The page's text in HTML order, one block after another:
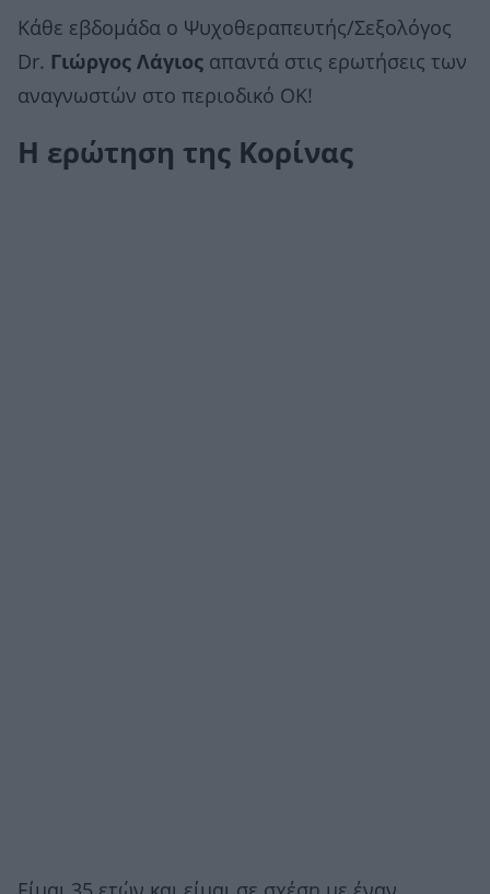
Κάθε εβδομάδα ο Ψυχοθεραπευτής/Σεξολόγος
Dr. Γιώργος Λάγιος απαντά στις ερωτήσεις των
αναγνωστών στο περιοδικό ΟΚ!
H ερώτηση της Κορίνας